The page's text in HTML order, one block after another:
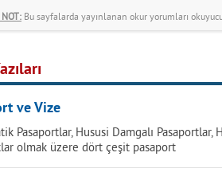
Bu sayfalarda yayınlanan okur yorumları
ve Vize
Pasaportlar, Hususi Damgalı Pasaportlar,
olmak üzere dört çeşit pasaport